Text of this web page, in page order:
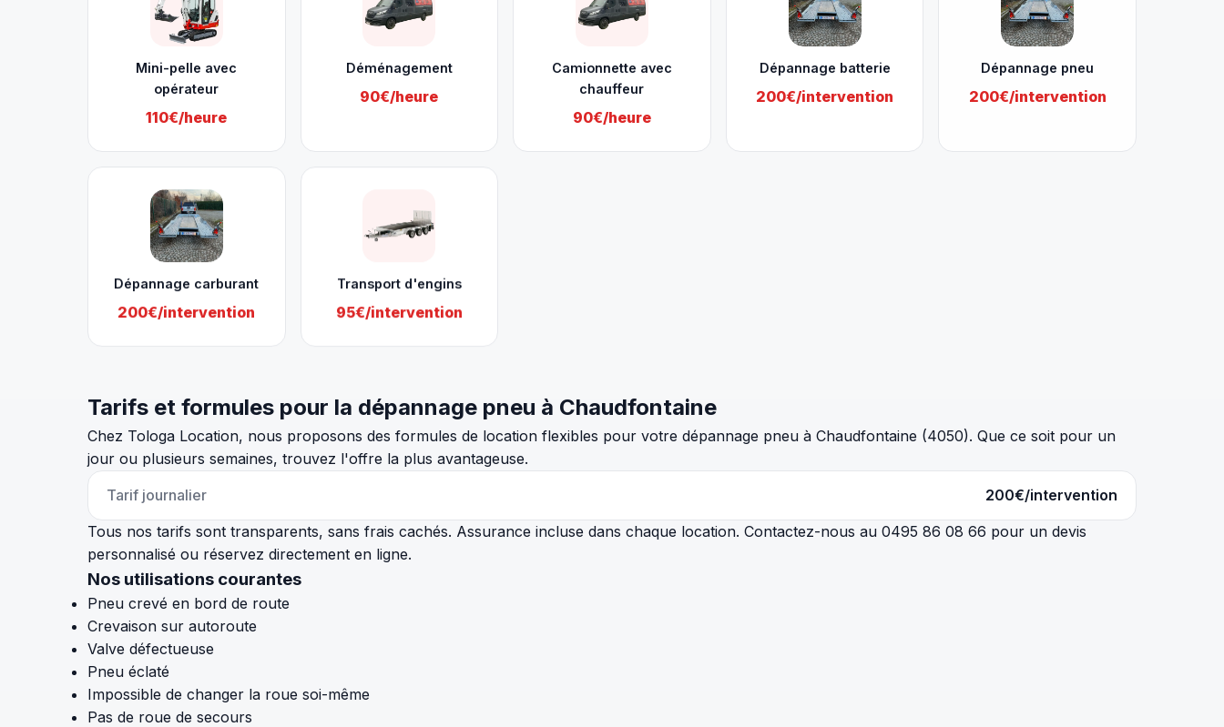
Mini-pelle avec
opérateur
110€/heure
Déménagement
90€/heure
Camionnette avec
chauffeur
90€/heure
Dépannage batterie
200€/intervention
Dépannage pneu
200€/intervention
Dépannage carburant
200€/intervention
Transport d'engins
95€/intervention
Tarifs et formules pour la dépannage pneu à Chaudfontaine
Chez Tologa Location, nous proposons des formules de location flexibles pour votre dépannage pneu à Chaudfontaine (4050). Que ce soit pour un
jour ou plusieurs semaines, trouvez l'offre la plus avantageuse.
Tarif journalier
200€/intervention
Tous nos tarifs sont transparents, sans frais cachés. Assurance incluse dans chaque location. Contactez-nous au 0495 86 08 66 pour un devis
personnalisé ou réservez directement en ligne.
Nos utilisations courantes
Pneu crevé en bord de route
Crevaison sur autoroute
Valve défectueuse
Pneu éclaté
Impossible de changer la roue soi-même
Pas de roue de secours